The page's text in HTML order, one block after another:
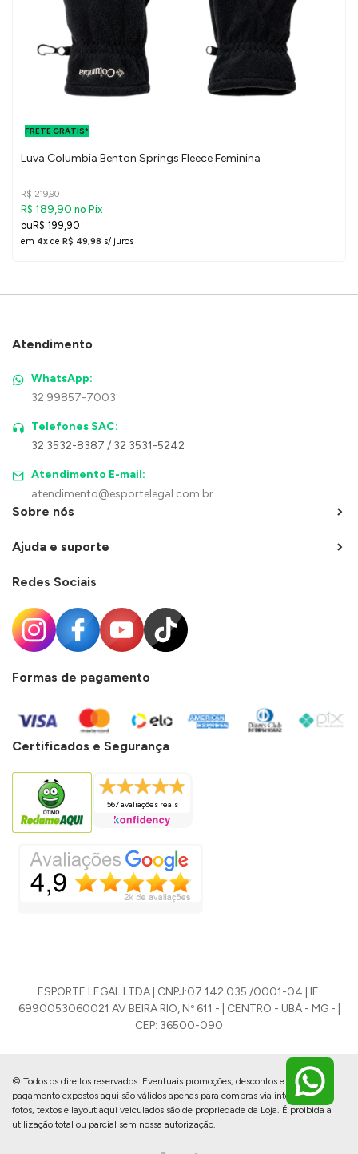
FRETE GRÁTIS*
Luva Columbia Benton Springs Fleece Feminina
R$ 219,90
R$ 189,90 no Pix
R$ 199,90
em 4x de R$ 49,98 s/ juros
Atendimento
WhatsApp:
32 99857-7003
Telefones SAC:
32 3532-8387 / 32 3531-5242
Atendimento E-mail:
atendimento@esportelegal.com.br
Sobre nós
Ajuda e suporte
Redes Sociais
Formas de pagamento
Certificados e Segurança
567 avaliações reais
ESPORTE LEGAL LTDA | CNPJ:07.142.035./0001-04 | IE:
6990053060021 AV BEIRA RIO, Nº 611 - | CENTRO - UBÁ - MG - |
CEP: 36500-090
© Todos os direitos reservados. Eventuais promoções, descontos e prazos de
pagamento expostos aqui são válidos apenas para compras via internet. As
fotos, textos e layout aqui veiculados são de propriedade da Loja. É proibida a
utilização total ou parcial sem nossa autorização.